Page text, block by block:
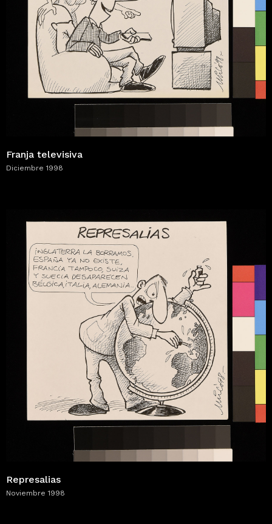
Franja televisiva
Diciembre 1998
Represalias
Noviembre 1998